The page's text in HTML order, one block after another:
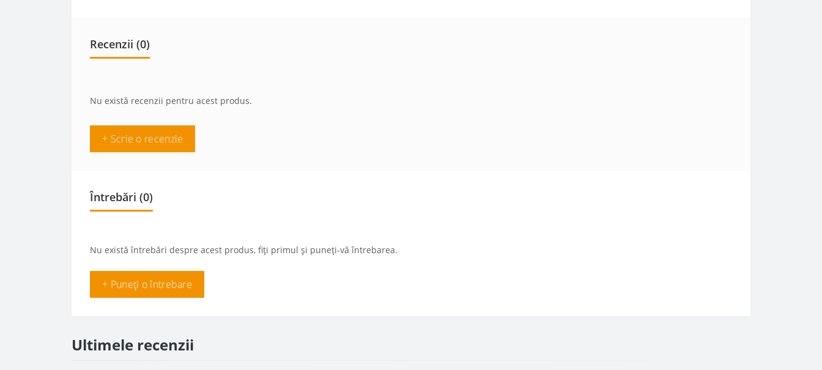
Recenzii (0)
Nu există recenzii pentru acest produs.
+ Scrie o recenzie
Întrebări (0)
Nu există întrebări despre acest produs, fiți primul și puneți-vă întrebarea.
+ Puneți o întrebare
Ultimele recenzii